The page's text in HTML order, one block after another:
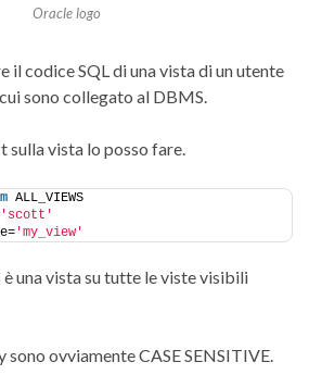
Oracle logo
il codice SQL di una vista di un utente
sono collegato al DBMS.
sulla vista lo posso fare.
ALL_VIEWS
'scott'
'my_view'
è una vista su tutte le viste visibili
ovviamente CASE SENSITIVE.